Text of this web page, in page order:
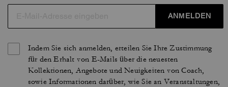
ANMELDEN
Indem Sie sich anmelden, erteilen Sie Ihre Zustimmung
für den Erhalt von E-Mails über die neuesten
Kollektionen, Angebote und Neuigkeiten von Coach,
sowie Informationen darüber, wie Sie an Veranstaltungen,